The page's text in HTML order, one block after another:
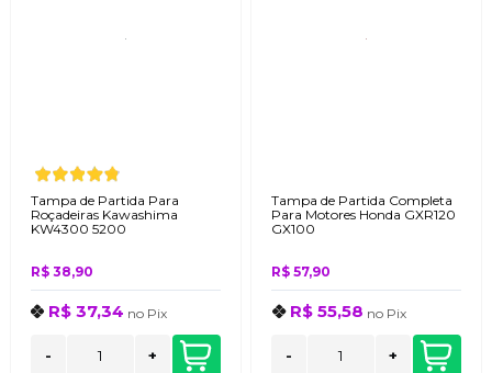
Tampa de Partida Para
Roçadeiras Kawashima
KW4300 5200
R$ 38,90
R$ 37,34 no Pix
- +
Tampa de Partida Completa
Para Motores Honda GXR120
GX100
R$ 57,90
R$ 55,58 no Pix
- +